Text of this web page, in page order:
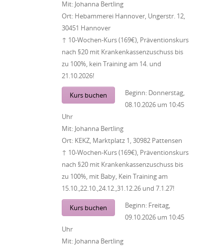
Mit: Johanna Bertling
Ort: Hebammerei Hannover, Ungerstr. 12,
30451 Hannover
↑ 10-Wochen-Kurs (169€), Präventionskurs
nach §20 mit Krankenkassenzuschuss bis
zu 100%, kein Training am 14. und
21.10.2026!
Kurs buchen Beginn: Donnerstag,
08.10.2026 um 10:45
Uhr
Mit: Johanna Bertling
Ort: KEKZ, Marktplatz 1, 30982 Pattensen
↑ 10-Wochen-Kurs (169€), Präventionskurs
nach §20 mit Krankenkassenzuschuss bis
zu 100%, mit Baby, Kein Training am
15.10.,22.10.,24.12.,31.12.26 und 7.1.27!
Kurs buchen Beginn: Freitag,
09.10.2026 um 10:45
Uhr
Mit: Johanna Bertling